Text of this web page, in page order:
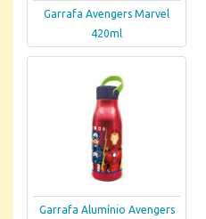
Garrafa Avengers Marvel
420ml
Garrafa Alumínio Avengers